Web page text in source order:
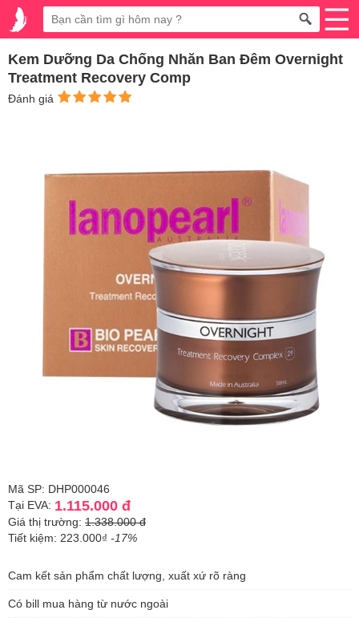
Kem Dưỡng Da Chống Nhăn Ban Đêm Overnight
Treatment Recovery Comp
Đánh giá
Mã SP: DHP000046
Tại EVA: 1.115.000 đ
Giá thị trường: 1.338.000 đ
Tiết kiệm: 223.000₫ -17%
Cam kết sản phẩm chất lượng, xuất xứ rõ ràng
Có bill mua hàng từ nước ngoài